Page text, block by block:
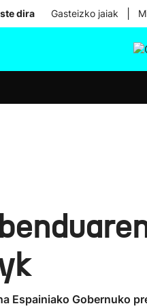
dira Gasteizko jaiak
Espainiako Gobernuko